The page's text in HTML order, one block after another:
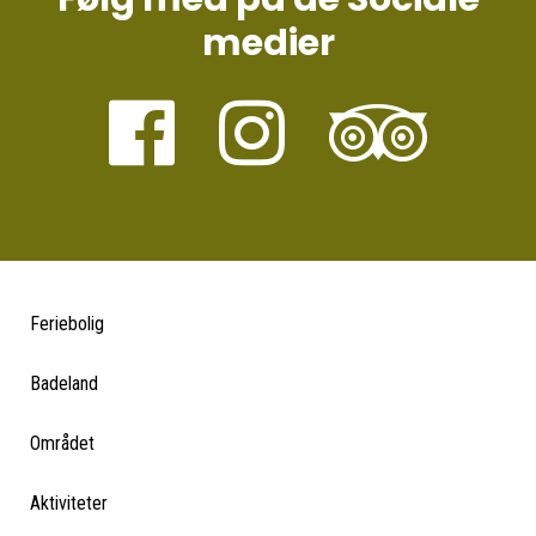
medier
Feriebolig
Badeland
Området
Aktiviteter